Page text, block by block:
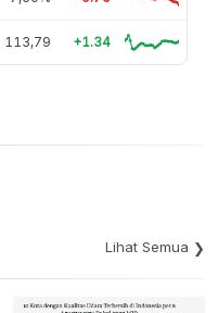
113,79 +1.34
Lihat Semua